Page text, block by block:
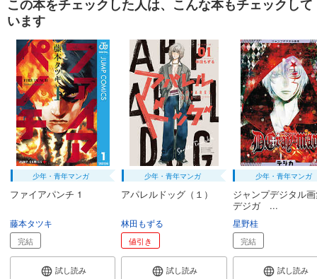
この本をチェックした人は、こんな本もチェックして
います
少年・青年マンガ
ファイアパンチ 1
藤本タツキ
完結
試し読み
少年・青年マンガ
アパレルドッグ（１）
林田もずる
値引き
試し読み
少年・青年マンガ
ジャンプデジタル
デジガ ...
星野桂
完結
試し読み